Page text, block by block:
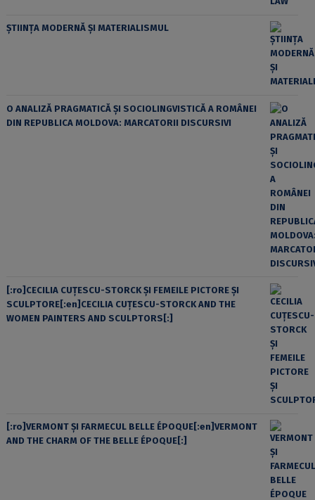
ȘTIINȚA MODERNĂ ȘI MATERIALISMUL
O ANALIZĂ PRAGMATICĂ ȘI SOCIOLINGVISTICĂ A ROMÂNEI
DIN REPUBLICA MOLDOVA: MARCATORII DISCURSIVI
[:ro]CECILIA CUŢESCU-STORCK ŞI FEMEILE PICTORE ŞI
SCULPTORE[:en]CECILIA CUŢESCU-STORCK AND THE
WOMEN PAINTERS AND SCULPTORS[:]
[:ro]VERMONT ȘI FARMECUL BELLE ÉPOQUE[:en]VERMONT
AND THE CHARM OF THE BELLE ÉPOQUE[:]